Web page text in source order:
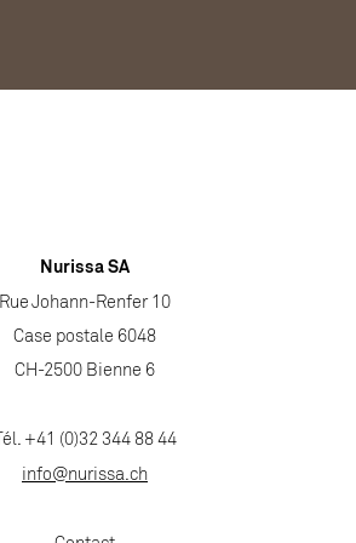
Nurissa SA
Rue Johann-Renfer 10
Case postale 6048
CH-2500 Bienne 6
Tél. +41 (0)32 344 88 44
info@nurissa.ch